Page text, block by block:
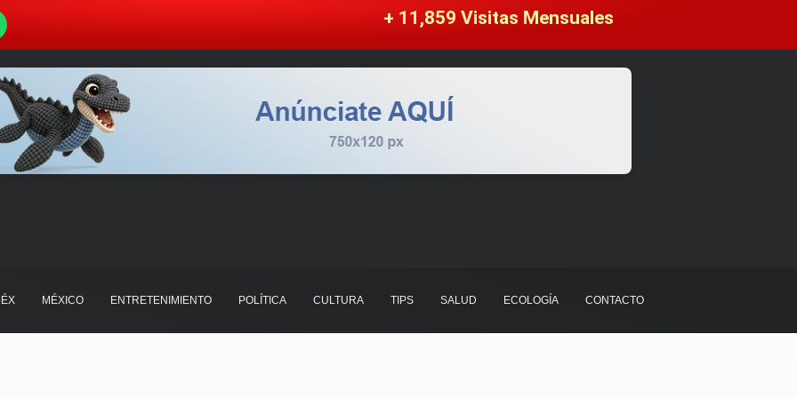
+ 11,859 Visitas Mensuales
MÉXICO ENTRETENIMIENTO POLÍTICA CULTURA TIPS SALUD ECOLOGÍA CONTACTO